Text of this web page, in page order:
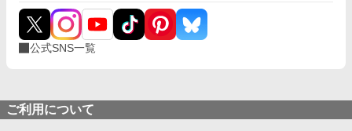
公式SNS一覧
ご利用について